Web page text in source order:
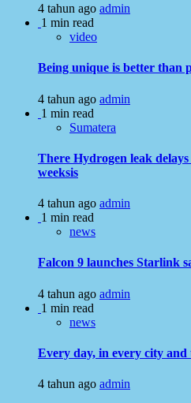
4 tahun ago admin
1 min read
video
Being unique is better than
4 tahun ago admin
1 min read
Sumatera
There Hydrogen leak
weeksis
4 tahun ago admin
1 min read
news
Falcon 9 launches Starlink
4 tahun ago admin
1 min read
news
Every day, in every city and
4 tahun ago admin